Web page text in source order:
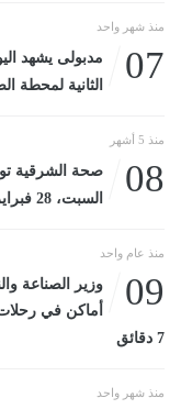
منذ شهر واحد
07
مدبولى يشهد
الثانية لمحطة
منذ 5 أشهر
08
السبت، 28 فبراير 2026 09:18 مـ
منذ عام واحد
09
وزير الصناعة
7 دقائق
منذ شهر واحد